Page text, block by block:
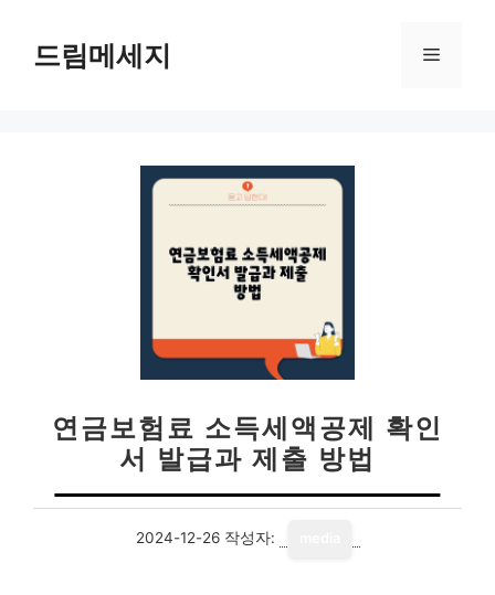
드림메세지 메
연금보험료 소득세액공제 확인
서 발급과 제출 방법
2024-12-26 작성자: